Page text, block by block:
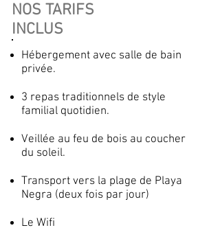
NOS TARIFS
INCLUS
Hébergement avec salle de bain
privée.
3 repas traditionnels de style
familial quotidien.
Veillée au feu de bois au coucher
du soleil.
Transport vers la plage de Playa
Negra (deux fois par jour)
Le Wifi